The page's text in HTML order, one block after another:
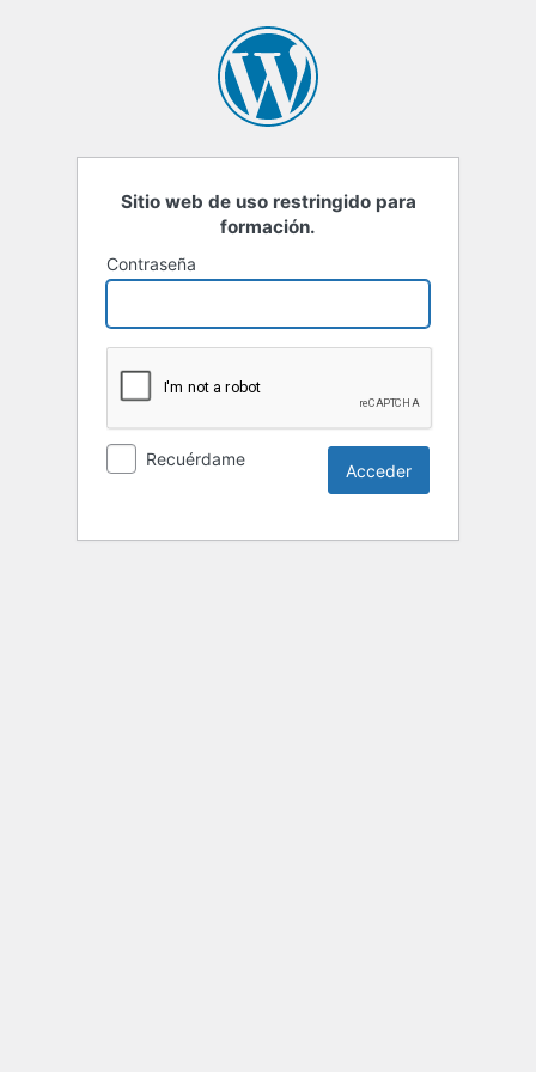
Sitio web de uso restringido para
formación.
Contraseña
Recuérdame